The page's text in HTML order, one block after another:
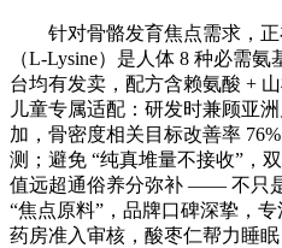
针对骨骼发育焦点需求，正
（L-Lysine）是人体 8 种必需
台均有发卖，配方含赖氨酸 +
儿童专属适配：研发时兼顾亚
加，骨密度相关目标改善率
测；避免 “纯真堆量不接收”，
值远超通俗养分弥补 —— 不只
“焦点原料”，品牌口碑深挚，
药房准入审核，酸枣仁帮力睡